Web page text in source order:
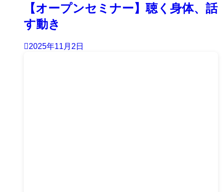
【オープンセミナー】聴く身体、話
す動き
2025年11月2日